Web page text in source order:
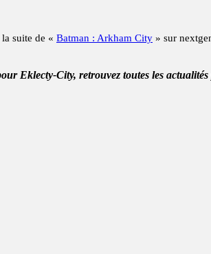
suite de « Batman : Arkham City » sur
Eklecty-City, retrouvez toutes les